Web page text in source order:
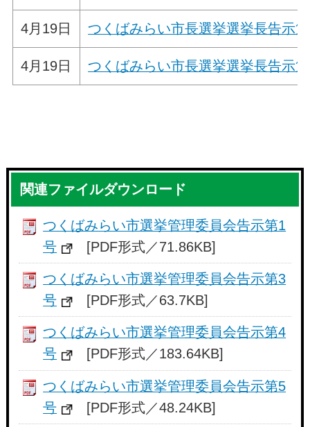
4月19日 つくばみらい市長選挙選挙長告示
4月19日 つくばみらい市長選挙選挙長告示
関連ファイルダウンロード
つくばみらい市選挙管理委員会告示第1
号
[PDF形式／71.86KB]
つくばみらい市選挙管理委員会告示第3
号
[PDF形式／63.7KB]
つくばみらい市選挙管理委員会告示第4
号
[PDF形式／183.64KB]
つくばみらい市選挙管理委員会告示第5
号
[PDF形式／48.24KB]